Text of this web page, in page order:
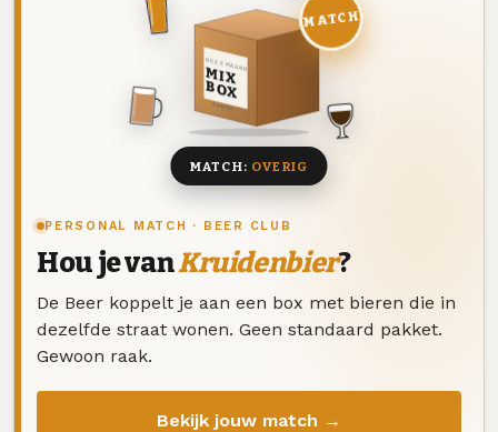
PERSONAL MATCH · BEER CLUB
Hou je vanKruidenbier?
De Beer koppelt je aan een box met bieren die in
dezelfde straat wonen. Geen standaard pakket.
Gewoon raak.
Bekijk jouw match →
DEZE MAAND
MIX
BOX
8 BIEREN
MATCH
MATCH: OVERIG